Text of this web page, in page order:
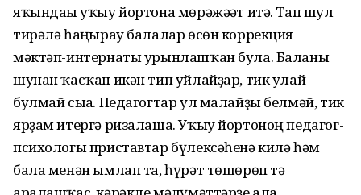
яҡындағы уҡыу йортона мөрәжәғәт итә. Тап шул
тирәлә һаңғырау балалар өсөн коррекция
мәктәп-интернаты урынлашҡан була. Баланы
шунан ҡасҡан икән тип уйлайҙар, тик улай
булмай сыға. Педагогтар ул малайҙы белмәй, тик
ярҙам итергә ризалаша. Уҡыу йортоноң педагог-
психологы приставтар бүлексәһенә килә һәм
бала менән ымлап та, һүрәт төшөрөп тә